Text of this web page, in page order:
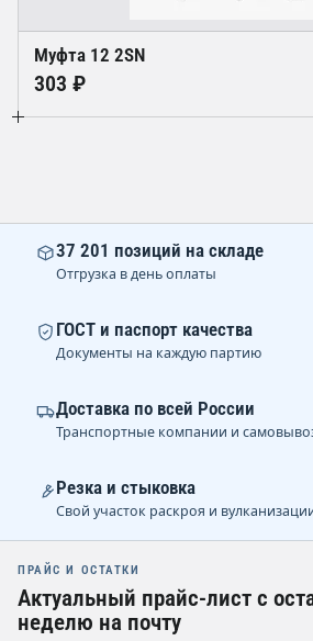
Муфта 12 2SN
303 ₽
37 201 позиций на складе
Отгрузка в день оплаты
ГОСТ и паспорт качества
Документы на каждую партию
Доставка по всей России
Транспортные компании и
Резка и стыковка
Свой участок раскроя и
ПРАЙС И ОСТАТКИ
Актуальный прайс-лист с
неделю на почту